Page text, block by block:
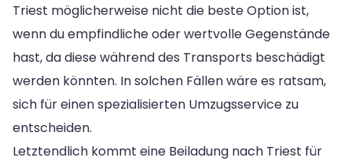
Triest möglicherweise nicht die beste Option ist,
wenn du empfindliche oder wertvolle Gegenstände
hast, da diese während des Transports beschädigt
werden könnten. In solchen Fällen wäre es ratsam,
sich für einen spezialisierten Umzugsservice zu
entscheiden.
Letztendlich kommt eine Beiladung nach Triest für